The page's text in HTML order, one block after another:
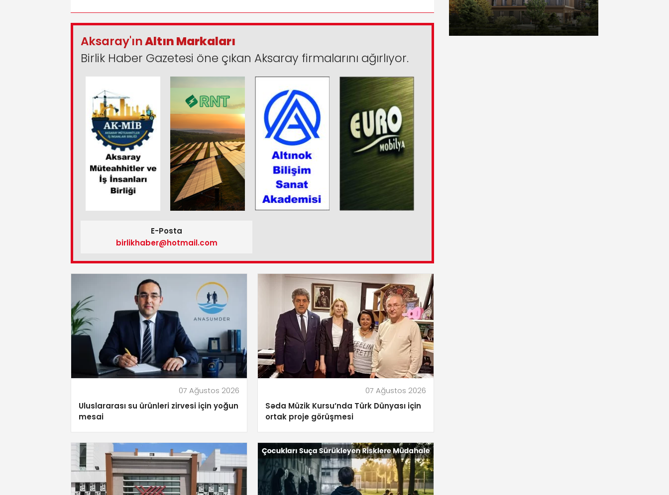
Aksaray'ınAltın Markaları
Birlik Haber Gazetesi öne çıkan Aksaray firmalarını ağırlıyor.
E-Posta
birlikhaber@hotmail.com
07 Ağustos 2026
Uluslararası su ürünleri zirvesi için yoğun
mesai
07 Ağustos 2026
Səda Müzik Kursu’nda Türk Dünyası için
ortak proje görüşmesi